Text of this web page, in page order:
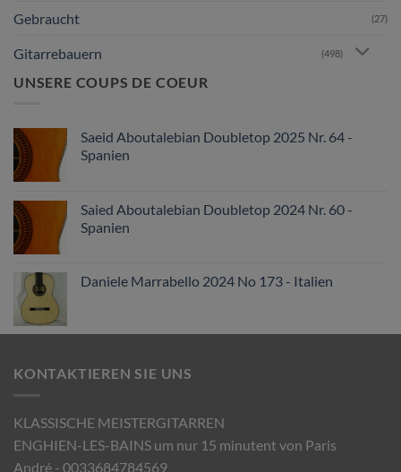
Gebraucht (27)
Gitarrebauern (498)
UNSERE COUPS DE COEUR
Saeid Aboutalebian Doubletop 2025 Nr. 64 -
Spanien
Saied Aboutalebian Doubletop 2024 Nr. 60 -
Spanien
Daniele Marrabello 2024 No 173 - Italien
KONTAKTIEREN SIE UNS
KLASSISCHE MEISTERGITARREN
ENGHIEN-LES-BAINS um nur 15 minutent von Paris
André - 0033684784569